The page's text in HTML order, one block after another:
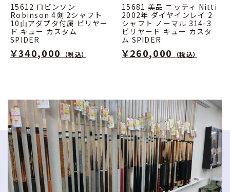
15612 ロビンソン
Robinson 4剣 2シャフト
10山アダプタ付属 ビリヤー
ド キュー カスタム
SPIDER
￥340,000 （税込）
15681 美品 ニッティ Nitti
2002年 ダイヤインレイ 2
シャフト ノーマル 314-3
ビリヤード キュー カスタ
ム SPIDER
￥260,000 （税込）